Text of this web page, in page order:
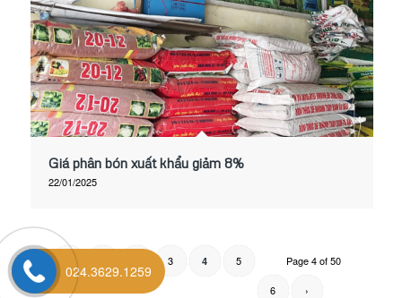
Giá phân bón xuất khẩu giảm 8%
22/01/2025
Page 4 of 50
3 4 5
6 ›
024.3629.1259